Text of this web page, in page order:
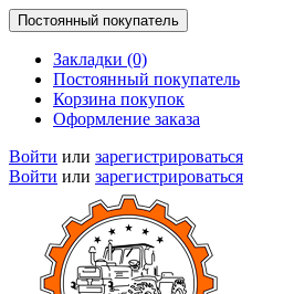
Постоянный покупатель
Закладки (0)
Постоянный покупатель
Корзина покупок
Оформление заказа
Войти или зарегистрироваться
Войти или зарегистрироваться